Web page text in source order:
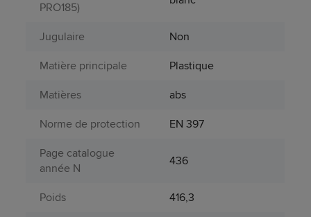
PRO185)
Jugulaire
Non
Matière principale
Plastique
Matières
abs
Norme de protection
EN 397
Page catalogue
année N
436
Poids
416,3